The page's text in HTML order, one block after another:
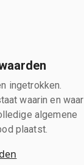
ingetrokken.
waarin en waar
algemene
plaatst.